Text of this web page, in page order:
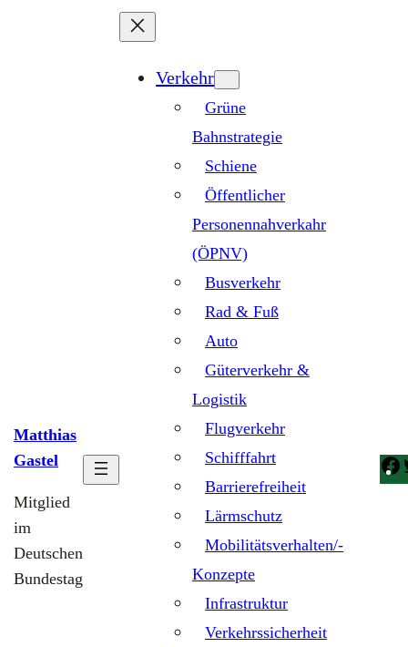
Matthias
Gastel
Mitglied
im
Deutschen
Bundestag
Verkehr
Grüne
Bahnstrategie
Schiene
Öffentlicher
Personennahverkahr
(ÖPNV)
Busverkehr
Rad & Fuß
Auto
Güterverkehr &
Logistik
Flugverkehr
Schifffahrt
Barrierefreiheit
Lärmschutz
Mobilitätsverhalten/-
Konzepte
Infrastruktur
Verkehrssicherheit